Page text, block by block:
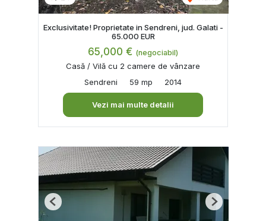
Exclusivitate! Proprietate in Sendreni, jud. Galati -
65.000 EUR
65,000 € (negociabil)
Casă / Vilă cu 2 camere de vânzare
Sendreni
59 mp 2014
Vezi mai multe detalii
Previous Next